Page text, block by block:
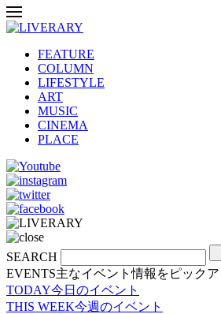
FEATURE
COLUMN
LIFESTYLE
ART
MUSIC
CINEMA
PLACE
SEARCH
EVENTS主なイベント情報をピック
TODAY今日のイベント
THIS WEEK今週のイベント